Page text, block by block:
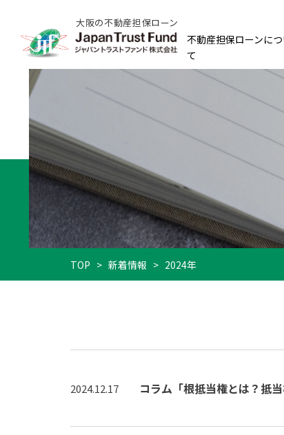
大阪の不動産担保ローン
不動産担保ローンに
て
TOP > 新着情報 > 2024年
2024.12.17 コラム「根抵当権とは？抵